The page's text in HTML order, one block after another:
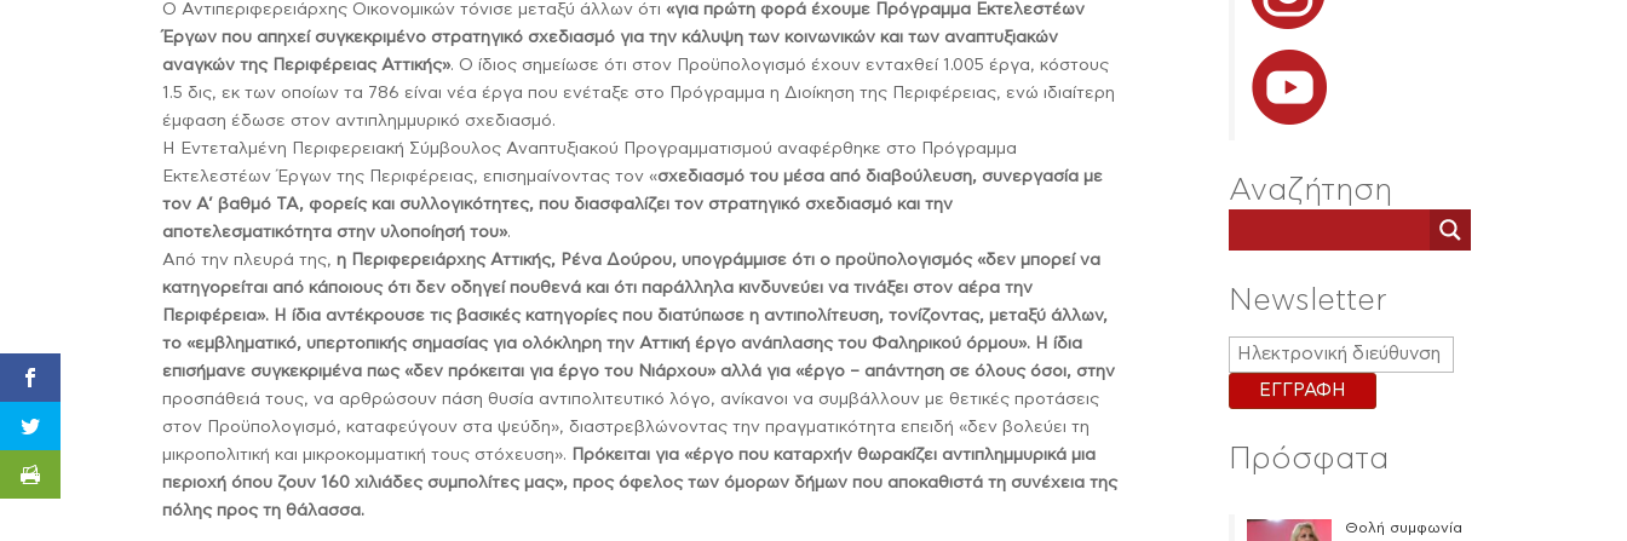
Ο Αντιπεριφερειάρχης Οικονομικών τόνισε μεταξύ άλλων ότι«για πρώτη φορά έχουμε Πρόγραμμα Εκτελεστέων
Έργων που απηχεί συγκεκριμένο στρατηγικό σχεδιασμό για την κάλυψη των κοινωνικών και των αναπτυξιακών
αναγκών της Περιφέρειας Αττικής». Ο ίδιος σημείωσε ότι στον Προϋπολογισμό έχουν ενταχθεί 1.005 έργα, κόστους
1.5 δις, εκ των οποίων τα 786 είναι νέα έργα που ενέταξε στο Πρόγραμμα η Διοίκηση της Περιφέρειας, ενώ ιδιαίτερη
έμφαση έδωσε στον αντιπλημμυρικό σχεδιασμό.
Η Εντεταλμένη Περιφερειακή Σύμβουλος Αναπτυξιακού Προγραμματισμού αναφέρθηκε στο Πρόγραμμα
Εκτελεστέων Έργων της Περιφέρειας, επισημαίνοντας τον «σχεδιασμό του μέσα από διαβούλευση, συνεργασία με
τον Α’ βαθμό ΤΑ, φορείς και συλλογικότητες, που διασφαλίζει τον στρατηγικό σχεδιασμό και την
αποτελεσματικότητα στην υλοποίησή του».
Από την πλευρά της,η Περιφερειάρχης Αττικής, Ρένα Δούρου, υπογράμμισε ότι ο προϋπολογισμός«δεν μπορεί να
κατηγορείται από κάποιους ότι δεν οδηγεί πουθενά και ότι παράλληλα κινδυνεύει να τινάξει στον αέρα την
Περιφέρεια». Η ίδια αντέκρουσε τις βασικές κατηγορίες που διατύπωσε η αντιπολίτευση, τονίζοντας, μεταξύ άλλων,
το «εμβληματικό, υπερτοπικής σημασίας για ολόκληρη την Αττική έργο ανάπλασης του Φαληρικού όρμου». Η ίδια
επισήμανε συγκεκριμένα πως «δεν πρόκειται για έργο του Νιάρχου» αλλά για «έργο – απάντηση σε όλους όσοι, στην
προσπάθειά τους, να αρθρώσουν πάση θυσία αντιπολιτευτικό λόγο, ανίκανοι να συμβάλλουν με θετικές προτάσεις
στον Προϋπολογισμό, καταφεύγουν στα ψεύδη», διαστρεβλώνοντας την πραγματικότητα επειδή «δεν βολεύει τη
μικροπολιτική και μικροκομματική τους στόχευση».
Πρόκειται για «έργο που καταρχήν θωρακίζει αντιπλημμυρικά μια
περιοχή όπου ζουν 160 χιλιάδες συμπολίτες μας», προς όφελος των όμορων δήμων που αποκαθιστά τη συνέχεια της
πόλης προς τη θάλασσα.
Αναζήτηση
Newsletter
Πρόσφατα
Θολή συμφωνία